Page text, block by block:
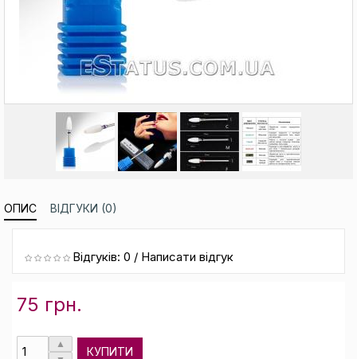
ОПИС ВІДГУКИ (0)
Відгуків: 0 / Написати відгук
75 грн.
КУПИТИ